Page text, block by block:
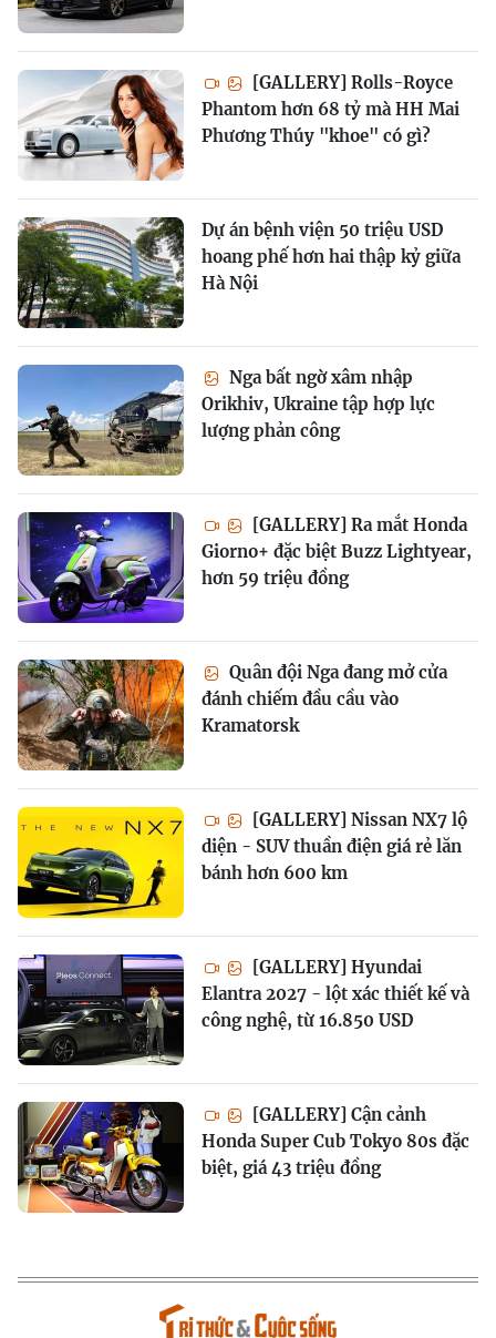
[GALLERY] Rolls-Royce
Phantom hơn 68 tỷ mà HH Mai
Phương Thúy "khoe" có gì?
Dự án bệnh viện 50 triệu USD
hoang phế hơn hai thập kỷ giữa
Hà Nội
Nga bất ngờ xâm nhập
Orikhiv, Ukraine tập hợp lực
lượng phản công
[GALLERY] Ra mắt Honda
Giorno+ đặc biệt Buzz Lightyear,
hơn 59 triệu đồng
Quân đội Nga đang mở cửa
đánh chiếm đầu cầu vào
Kramatorsk
[GALLERY] Nissan NX7 lộ
diện - SUV thuần điện giá rẻ lăn
bánh hơn 600 km
[GALLERY] Hyundai
Elantra 2027 - lột xác thiết kế và
công nghệ, từ 16.850 USD
[GALLERY] Cận cảnh
Honda Super Cub Tokyo 80s đặc
biệt, giá 43 triệu đồng